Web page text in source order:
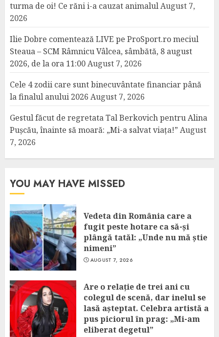
turma de oi! Ce răni i-a cauzat animalulAugust 7,
2026
Ilie Dobre comentează LIVE pe ProSport.ro meciul
Steaua – SCM Râmnicu Vâlcea, sâmbătă, 8 august
2026, de la ora 11:00August 7, 2026
Cele 4 zodii care sunt binecuvântate financiar până
la finalul anului 2026 August 7, 2026
Gestul făcut de regretata Tal Berkovich pentru Alina
Pușcău, înainte să moară: „Mi-a salvat viața!” August
7, 2026
YOU MAY HAVE MISSED
Vedeta din România care a
fugit peste hotare ca să-și
plângă tatăl: „Unde nu mă știe
nimeni”
AUGUST 7, 2026
Are o relație de trei ani cu
colegul de scenă, dar inelul se
lasă așteptat. Celebra artistă a
pus piciorul în prag: „Mi-am
eliberat degetul”